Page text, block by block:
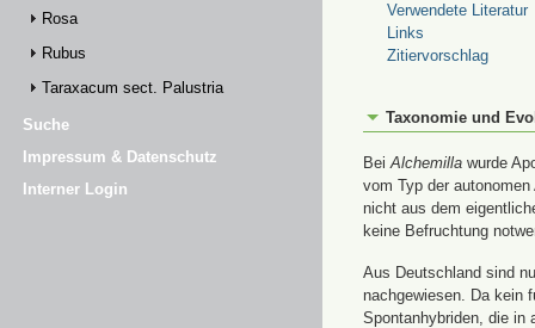
Rosa
Rubus
Taraxacum sect. Palustria
Suche
Impressum & Datenschutz
Interner Login
Verwendete Literatur
Links
Zitiervorschlag
Taxonomie und
BeiAlchemilla wurde
vom Typ der
nicht aus dem
keine Befruchtung
Aus Deutschland sind
nachgewiesen. Da kein
Spontanhybriden, die in